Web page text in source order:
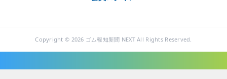
Copyright © 2026 ゴム報知新聞 NEXT All Rights Reserved.